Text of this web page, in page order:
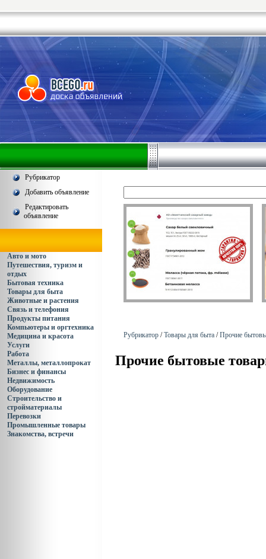
Рубрикатор
Добавить объявление
Редактировать
объявление
Авто и мото
Путешествия, туризм и
отдых
Бытовая техника
Товары для быта
Животные и растения
Связь и телефония
Продукты питания
Компьютеры и оргтехника
Медицина и красота
Услуги
Работа
Металлы, металлопрокат
Бизнес и финансы
Недвижимость
Оборудование
Строительство и
стройматериалы
Перевозки
Промышленные товары
Знакомства, встречи
Рубрикатор /Товары для быта /Прочие
Прочие бытовые